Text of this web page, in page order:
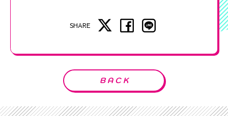
SHARE
BACK